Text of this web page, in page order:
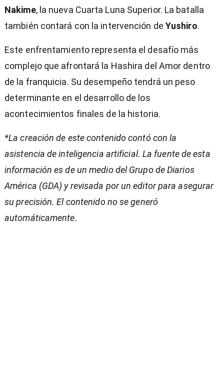
Nakime, la nueva Cuarta Luna Superior. La batalla
también contará con la intervención de Yushiro.
Este enfrentamiento representa el desafío más
complejo que afrontará la Hashira del Amor dentro
de la franquicia. Su desempeño tendrá un peso
determinante en el desarrollo de los
acontecimientos finales de la historia.
*La creación de este contenido contó con la
asistencia de inteligencia artificial. La fuente de esta
información es de un medio del Grupo de Diarios
América (GDA) y revisada por un editor para asegurar
su precisión. El contenido no se generó
automáticamente.